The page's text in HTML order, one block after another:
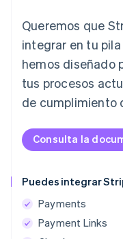
Queremos que
integrar en tu
hemos diseñado
tus procesos
de cumplimiento
Consulta la
Puedes integrar
Payments
Payment Links